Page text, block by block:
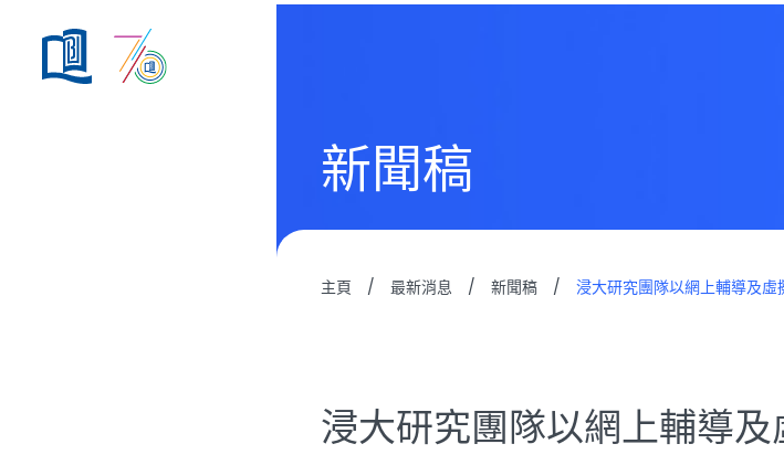
新聞稿
主頁 / 最新消息 / 新聞稿 / 浸大研究團隊以網上輔導及虛
浸大研究團隊以網上輔導